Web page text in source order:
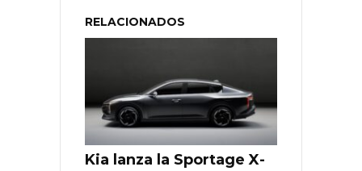
RELACIONADOS
Kia lanza la Sportage X-